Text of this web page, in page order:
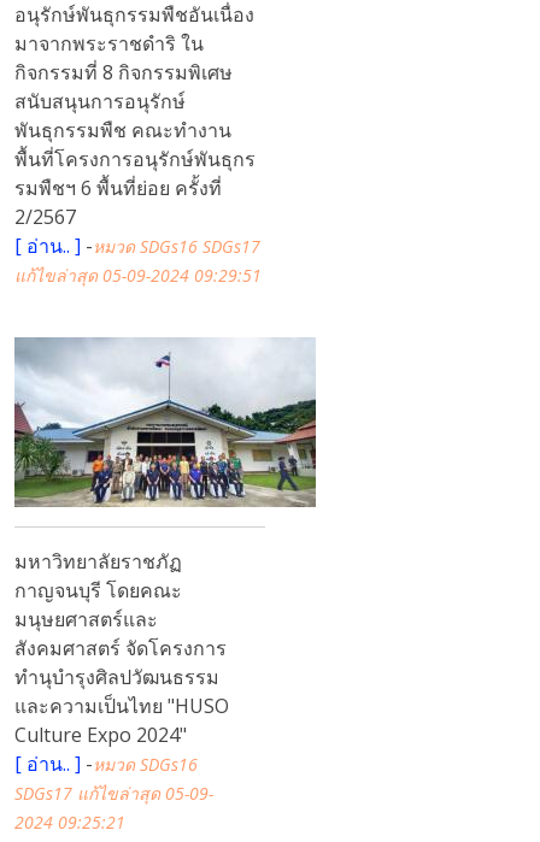
อนุรักษ์พันธุกรรมพืชอันเนื่อง
มาจากพระราชดำริ ใน
กิจกรรมที่ 8 กิจกรรมพิเศษ
สนับสนุนการอนุรักษ์
พันธุกรรมพืช คณะทำงาน
พื้นที่โครงการอนุรักษ์พันธุกร
รมพืชฯ 6 พื้นที่ย่อย ครั้งที่
2/2567
[ อ่าน.. ] -หมวด SDGs16 SDGs17
แก้ไขล่าสุด 05-09-2024 09:29:51
มหาวิทยาลัยราชภัฏ
กาญจนบุรี โดยคณะ
มนุษยศาสตร์และ
สังคมศาสตร์ จัดโครงการ
ทำนุบำรุงศิลปวัฒนธรรม
และความเป็นไทย "HUSO
Culture Expo 2024"
[ อ่าน.. ] -หมวด SDGs16
SDGs17 แก้ไขล่าสุด 05-09-
2024 09:25:21